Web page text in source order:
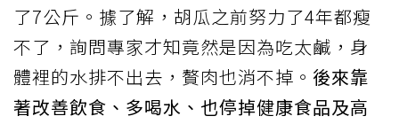
了7公斤。據了解，胡瓜之前努力了4年都瘦
不了，詢問專家才知竟然是因為吃太鹹，身
體裡的水排不出去，贅肉也消不掉。 後來靠
著改善飲食、多喝水、也停掉健康食品及高